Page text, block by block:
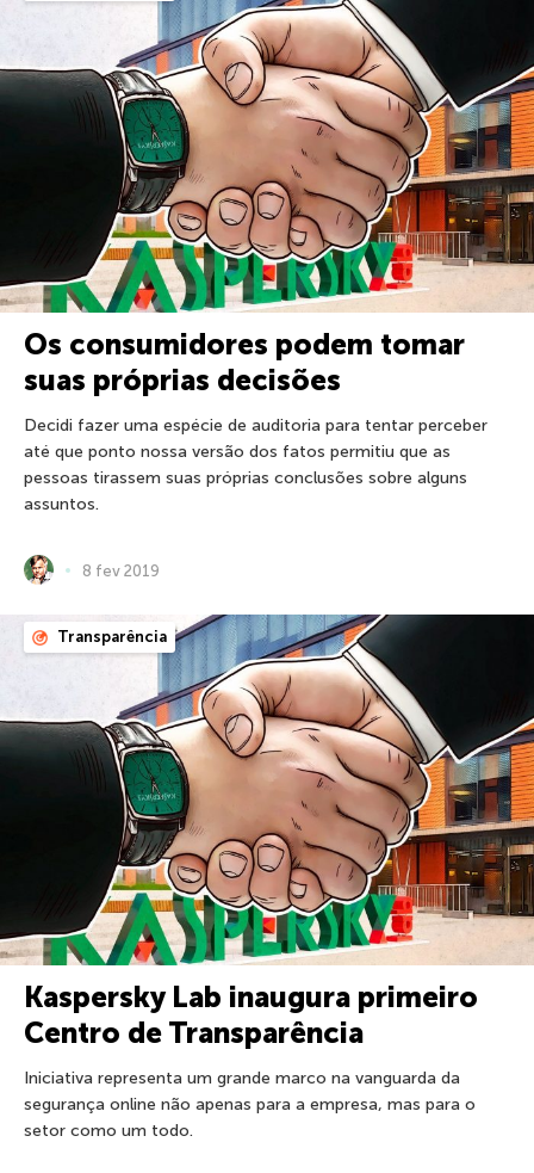
Os consumidores podem tomar
suas próprias decisões
Decidi fazer uma espécie de auditoria para tentar perceber
até que ponto nossa versão dos fatos permitiu que as
pessoas tirassem suas próprias conclusões sobre alguns
assuntos.
8 fev 2019
Transparência
Kaspersky Lab inaugura primeiro
Centro de Transparência
Iniciativa representa um grande marco na vanguarda da
segurança online não apenas para a empresa, mas para o
setor como um todo.